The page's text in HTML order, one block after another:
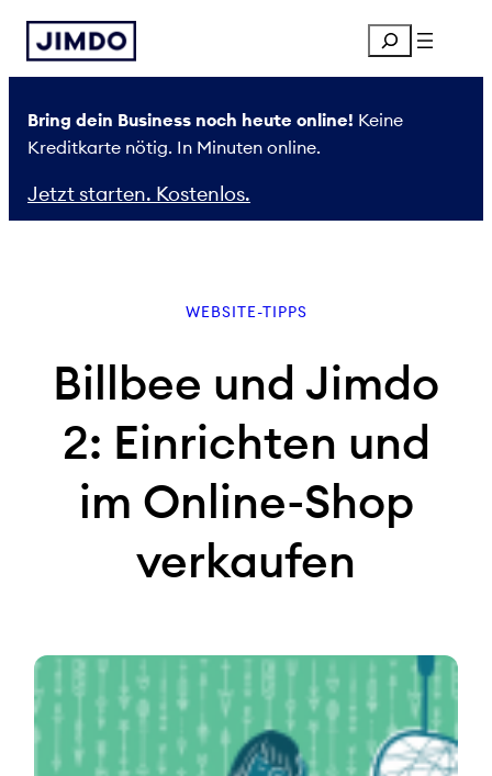
Zum
Inhalt
springen
Search
Bring dein Business noch heute online! Keine
Kreditkarte nötig. In Minuten online.
Jetzt starten. Kostenlos.
WEBSITE-TIPPS
Billbee und Jimdo
2: Einrichten und
im Online-Shop
verkaufen